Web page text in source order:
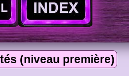
(niveau première)